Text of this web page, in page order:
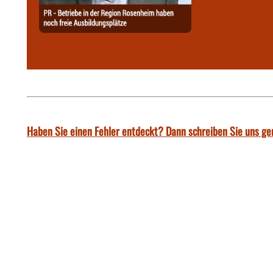
Haben Sie einen Fehler entdeckt? Dann schreiben Sie uns